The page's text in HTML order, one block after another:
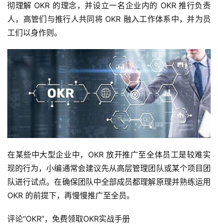
彻理解 OKR 的理念，并设立一名企业内的 OKR 推行负责
人，高管们与推行人共同将 OKR 融入工作体系中，并为员
工们以身作则。
在某些中大型企业中，OKR 放开推广至全体员工是较难实
现的行为，小编通常会建议先从高层管理团队或某个项目团
队进行试点。在确保团队中全部成员都理解原理并熟练运用
OKR 的前提下，再慢慢推广至全员。
评论“OKR”，免费领取OKR实战手册